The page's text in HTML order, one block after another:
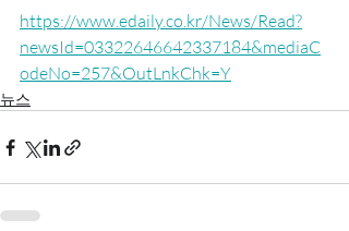
https://www.edaily.co.kr/News/Read?
newsId=03322646642337184&mediaC
odeNo=257&OutLnkChk=Y
뉴스